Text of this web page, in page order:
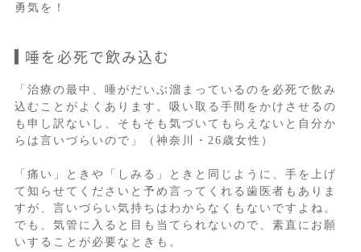
勇気を！
唾を必死で飲み込む
「治療の最中、唾がだいぶ溜まっているのを必死で飲み
込むことがよくあります。吸い取る手間をかけさせるの
も申し訳ないし、そもそも気づいてもらえないと自分か
らは言いづらいので」（神奈川・26歳女性）
「痛い」ときや「しみる」ときと同じように、手を上げ
て知らせてくださいと予め言ってくれる歯医者もありま
すが、言いづらい気持ちはわからなくもないですよね。
でも、気管に入ると目も当てられないので、素直にお願
いすることが必要なときも。